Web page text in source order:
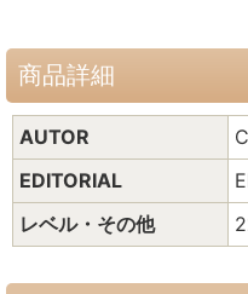
商品詳細
AUTOR
EDITORIAL
レベル・その他